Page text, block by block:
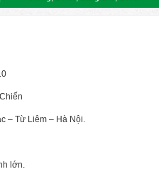
– Từ Liêm – Hà Nội.
lớn.